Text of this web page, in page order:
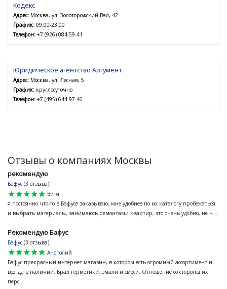
Кодекс
Адрес: Москва, ул. Золоторожский Вал, 42
График: 09:00-23:00
Телефон: +7 (926) 084-59-41
Юридическое агентство Аргумент
Адрес: Москва, ул. Лесная, 5
График: круглосуточно
Телефон: +7 (495) 644-97-46
Отзывы о компаниях Москвы
рекомендую
Бафус (3 отзыва)
star
star
star
star
star
Витя
я постоянно что-то в Бафусе заказываю, мне удобнее по их каталогу пробежаться
и выбрать материалы, занимаюсь ремонтами квартир, это очень удобно, не н...
Рекомендую Бафус
Бафус (3 отзыва)
star
star
star
star
star
Анатолий
Бафус прекрасный интернет магазин, в котором есть огромный ассортимент и
всегда в наличии. Брал герметики, эмали и смеси. Отношение со стороны их
перс...